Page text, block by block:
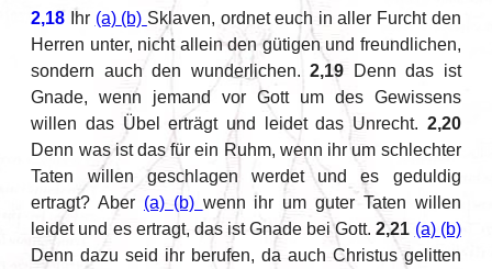
2,18 Ihr (a) (b) Sklaven, ordnet euch in aller Furcht den
Herren unter, nicht allein den gütigen und freundlichen,
sondern auch den wunderlichen.2,19 Denn das ist
Gnade, wenn jemand vor Gott um des Gewissens
willen das Übel erträgt und leidet das Unrecht. 2,20
Denn was ist das für ein Ruhm, wenn ihr um schlechter
Taten willen geschlagen werdet und es geduldig
ertragt? Aber (a) (b) wenn ihr um guter Taten willen
leidet und es ertragt, das ist Gnade bei Gott.2,21 (a) (b)
Denn dazu seid ihr berufen, da auch Christus gelitten